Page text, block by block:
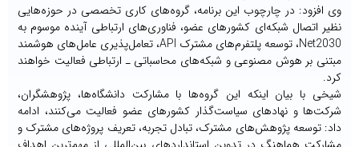
وی افزود: در چارچوب این برنامه، گروه‌های کاری تخصصی در حوزه‌هایی
نظیر اتصال شبکه‌ای کشورهای عضو، فناوری‌های ارتباطی آینده موسوم به
Net2030، توسعه پلتفرم‌های مشترک API، تعامل‌پذیری عامل‌های هوشمند
مبتنی بر هوش مصنوعی و شبکه‌های محاسباتی ـ ارتباطی فعالیت خواهند
کرد.
شیخی با بیان اینکه این گروه‌ها با مشارکت دانشگاه‌ها، پژوهشگران،
شرکت‌ها و نهادهای سیاست‌گذار کشورهای عضو فعالیت می‌کنند، ادامه
داد: توسعه پژوهش‌های مشترک، تبادل تجربه، تعریف پروژه‌های مشترک و